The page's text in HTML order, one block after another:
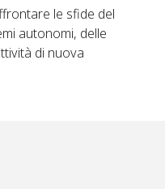
le sfide del
autonomi, delle
di nuova